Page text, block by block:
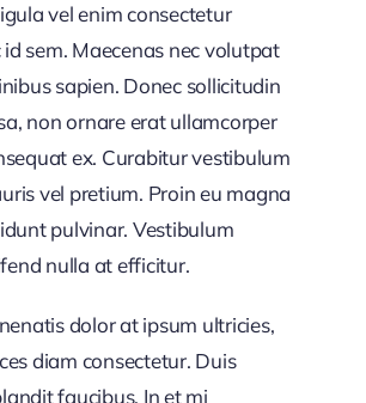
vel enim consectetur
sem. Maecenas nec volutpat
sapien. Donec sollicitudin
non ornare erat ullamcorper
ex. Curabitur vestibulum
vel pretium. Proin eu magna
pulvinar. Vestibulum
nulla at efficitur.
dolor at ipsum ultricies,
diam consectetur. Duis
faucibus. In et mi